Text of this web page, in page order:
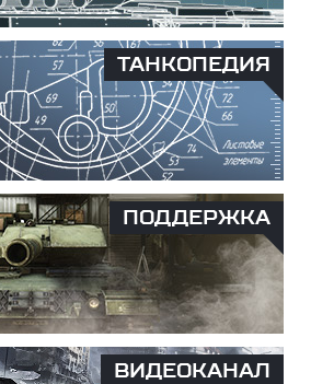
ТАНКОПЕДИЯ
ПОДДЕРЖКА
ВИДЕОКАНАЛ